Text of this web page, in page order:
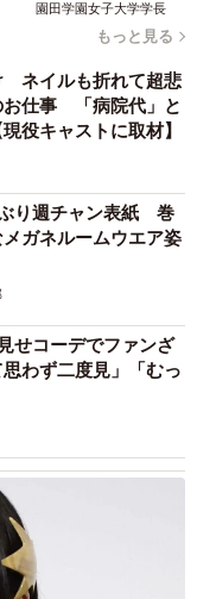
させるように包めば
なったのでおスス
、レタス自体がか
感じでした。」
て破れやすいの
んね。筆者も卵た
作ってみました。
食べましたが、ふ
ことなく食べられ
ロこぼしまくる娘
なら小さな子ども
園田学園女子大学学長
もっと見る
ネイルも折れて超悲
仕事 「病院代」と
役キャストに取材】
り週チャン表紙 巻
ガネルームウエア姿
せコーデでファンざ
わず二度見」「むっ